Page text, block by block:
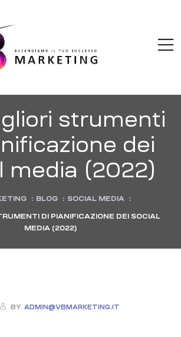
strumenti
dei
media (2022)
: BLOG : SOCIAL MEDIA :
DI PIANIFICAZIONE DEI SOCIAL
MEDIA (2022)
BY ADMIN@VBMARKETING.IT